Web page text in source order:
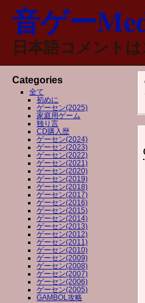
音ゲー
日本語コメント
Categories
全て
初めに
ゲーセン(2025)
家庭用ゲーム
独り言
CD購入歴
ゲーセン(2024)
ゲーセン(2023)
ゲーセン(2022)
ゲーセン(2021)
ゲーセン(2020)
ゲーセン(2019)
ゲーセン(2018)
ゲーセン(2017)
ゲーセン(2016)
ゲーセン(2015)
ゲーセン(2014)
ゲーセン(2013)
ゲーセン(2012)
ゲーセン(2011)
ゲーセン(2010)
ゲーセン(2009)
ゲーセン(2008)
ゲーセン(2007)
ゲーセン(2006)
ゲーセン(2005)
GAMBOL攻略